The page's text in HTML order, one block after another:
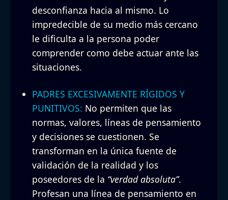
desconfianza hacia al mismo. Lo
impredecible de su medio más cercano
le dificulta a la persona poder
comprender como debe actuar ante las
situaciones.
PADRES EXCESIVAMENTE RÍGIDOS Y
PUNITIVOS: No permiten que las
normas, valores, líneas de pensamiento
y decisiones se cuestionen. Se
transforman en la única fuente de
validación de la realidad y los
poseedores de la “verdad absoluta”.
Profesan una línea de pensamiento en